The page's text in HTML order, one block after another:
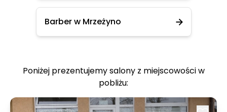
Barber w Mrzeżyno
Poniżej prezentujemy salony z miejscowości w
pobliżu: